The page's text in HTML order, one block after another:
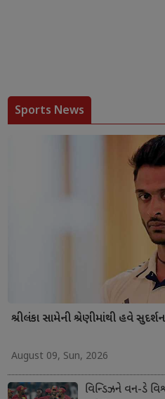
Sports News
શ્રીલંકા સામેની શ્રેણીમાંથી હવે
August 09, Sun, 2026
વિન્ડિઝને વન-ડે